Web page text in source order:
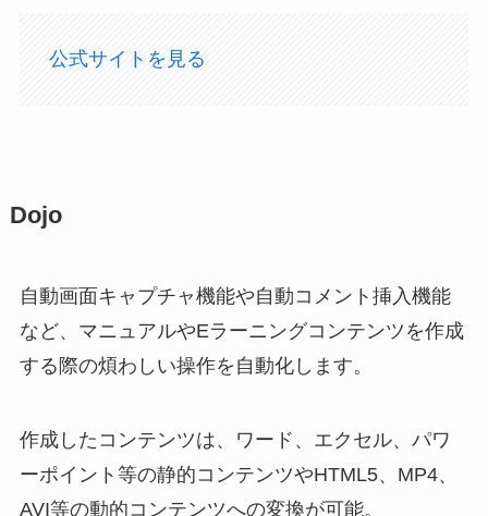
公式サイトを見る
Dojo
自動画面キャプチャ機能や自動コメント挿入機能
など、マニュアルやEラーニングコンテンツを作成
する際の煩わしい操作を自動化します。
作成したコンテンツは、ワード、エクセル、パワ
ーポイント等の静的コンテンツやHTML5、MP4、
AVI等の動的コンテンツへの変換が可能。